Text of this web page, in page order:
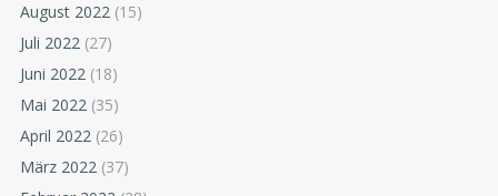
August 2022 (15)
Juli 2022 (27)
Juni 2022 (18)
Mai 2022 (35)
April 2022 (26)
März 2022 (37)